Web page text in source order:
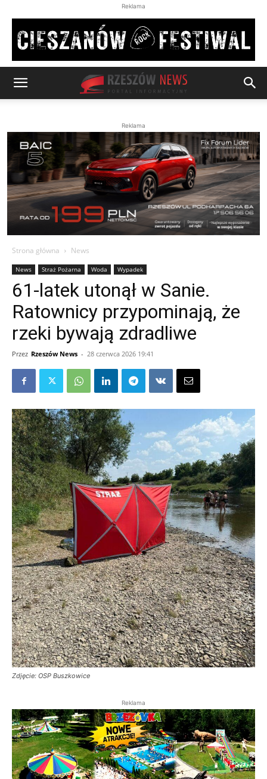
Reklama
Reklama
Strona główna News
News Straż Pożarna Woda Wypadek
61-latek utonął w Sanie.
Ratownicy przypominają, że
rzeki bywają zdradliwe
Przez Rzeszów News - 28 czerwca 2026 19:41
Zdjęcie: OSP Buszkowice
Reklama